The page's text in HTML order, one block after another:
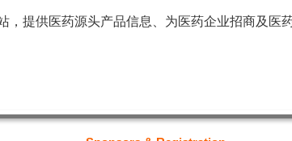
，提供医药源头产品信息、为医药企业招商及医